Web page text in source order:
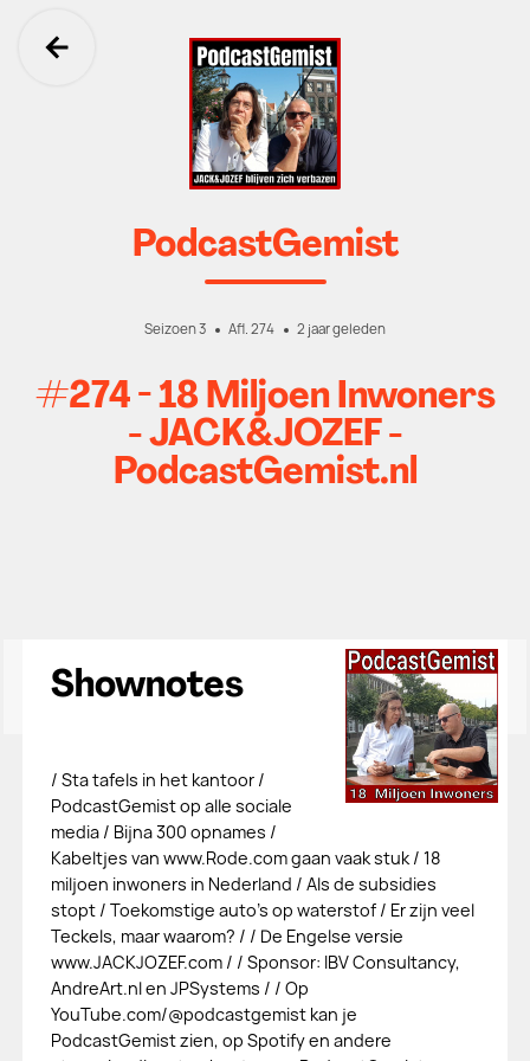
Ga terug
PodcastGemist
Seizoen 3 Afl. 274 2 jaar geleden
#274 - 18 Miljoen Inwoners
- JACK&JOZEF -
PodcastGemist.nl
Shownotes
/ Sta tafels in het kantoor /
PodcastGemist op alle sociale
media / Bijna 300 opnames /
Kabeltjes van www.Rode.com gaan vaak stuk / 18
miljoen inwoners in Nederland / Als de subsidies
stopt / Toekomstige auto's op waterstof / Er zijn veel
Teckels, maar waarom? / / De Engelse versie
www.JACKJOZEF.com / / Sponsor: IBV Consultancy,
AndreArt.nl en JPSystems / / Op
YouTube.com/@podcastgemist kan je
PodcastGemist zien, op Spotify en andere